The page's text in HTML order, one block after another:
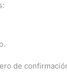
de